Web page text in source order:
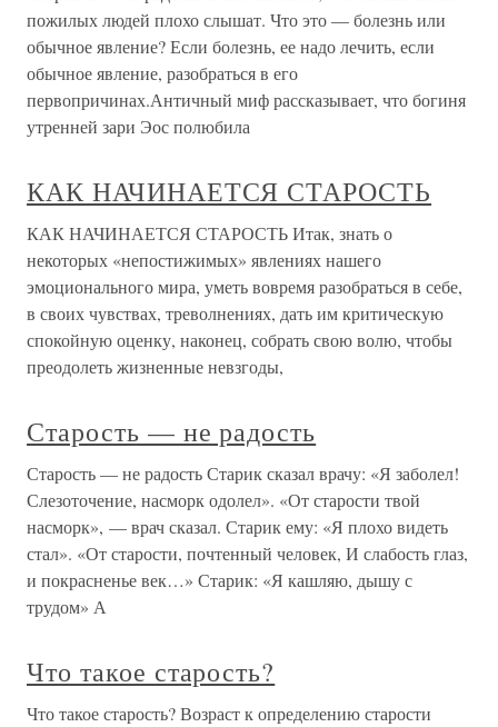
пожилых людей плохо слышат. Что это — болезнь или
обычное явление? Если болезнь, ее надо лечить, если
обычное явление, разобраться в его
первопричинах.Античный миф рассказывает, что богиня
утренней зари Эос полюбила
КАК НАЧИНАЕТСЯ СТАРОСТЬ
КАК НАЧИНАЕТСЯ СТАРОСТЬ Итак, знать о
некоторых «непостижимых» явлениях нашего
эмоционального мира, уметь вовремя разобраться в себе,
в своих чувствах, треволнениях, дать им кри­тическую
спокойную оценку, наконец, собрать свою волю, чтобы
преодолеть жизненные невзгоды,
Старость — не радость
Старость — не радость Старик сказал врачу: «Я заболел!
Слезоточение, насморк одолел». «От старости твой
насморк», — врач сказал. Старик ему: «Я плохо видеть
стал». «От старости, почтенный человек, И слабость глаз,
и покрасненье век…» Старик: «Я кашляю, дышу с
трудом» А
Что такое старость?
Что такое старость? Возраст к определению старости